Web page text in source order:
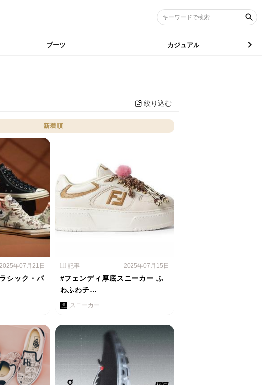
ブーツ カジュアル
絞り込む
新着順
2025年07月21日
シック・パ
記事 2025年07月15日
#フェンディ厚底スニーカー ふ
わふわチ…
スニーカー